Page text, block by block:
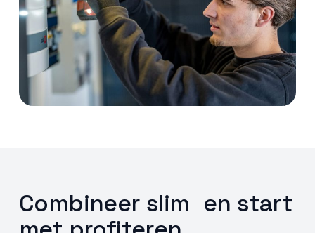
Combineer slim en start